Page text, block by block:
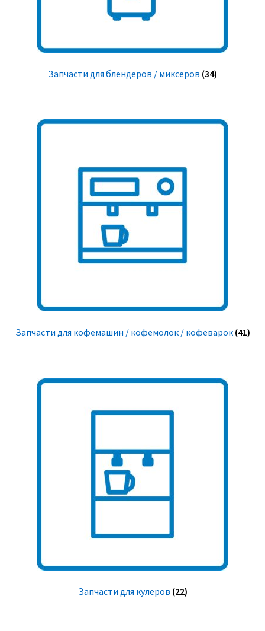
Запчасти для блендеров / миксеров (34)
Запчасти для кофемашин / кофемолок / кофеварок (41)
Запчасти для кулеров (22)